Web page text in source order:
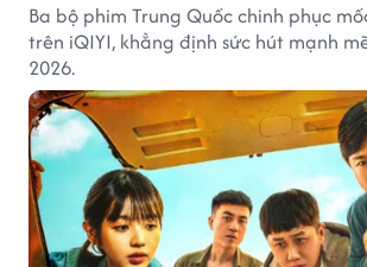
Ba bộ phim Trung Quốc chinh phục
trên iQIYI, khẳng định sức hút mạnh
2026.